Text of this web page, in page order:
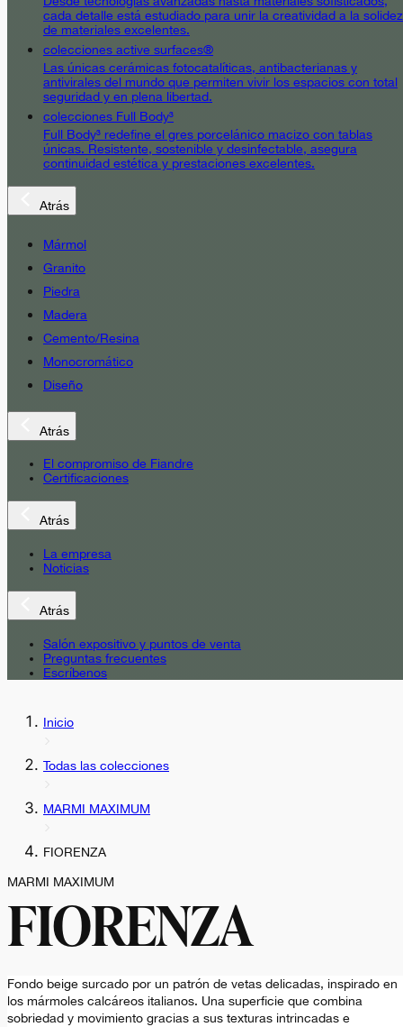
cada detalle está estudiado para unir la creatividad a la solidez
de materiales excelentes.
colecciones active surfaces®
Las únicas cerámicas fotocatalíticas, antibacterianas y
antivirales del mundo que permiten vivir los espacios con total
seguridad y en plena libertad.
colecciones Full Body³
Full Body³ redefine el gres porcelánico macizo con tablas
únicas. Resistente, sostenible y desinfectable, asegura
continuidad estética y prestaciones excelentes.
Atrás
Mármol
Granito
Piedra
Madera
Cemento/Resina
Monocromático
Diseño
Atrás
El compromiso de Fiandre
Certificaciones
Atrás
La empresa
Noticias
Atrás
Salón expositivo y puntos de venta
Preguntas frecuentes
Escríbenos
Inicio
Todas las colecciones
MARMI MAXIMUM
FIORENZA
MARMI MAXIMUM
FIORENZA
Fondo beige surcado por un patrón de vetas delicadas, inspirado en
los mármoles calcáreos italianos. Una superficie que combina
sobriedad y movimiento gracias a sus texturas intrincadas e